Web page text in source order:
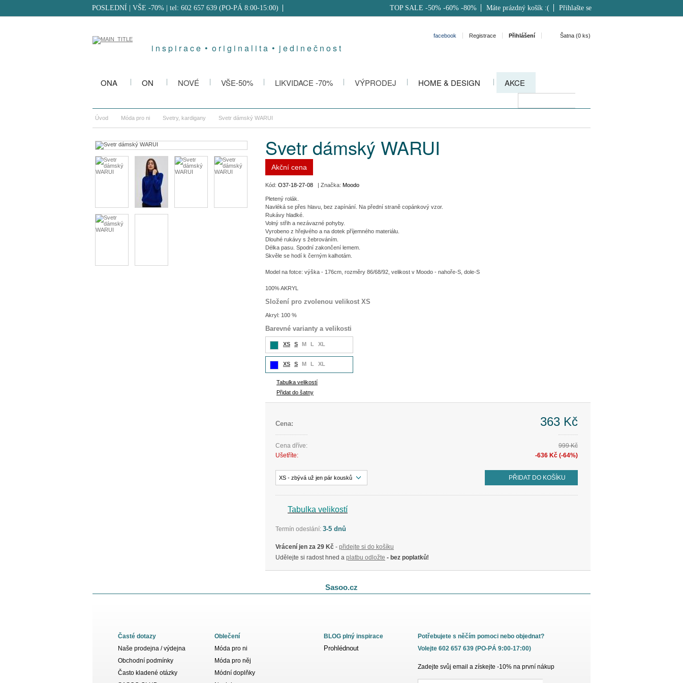
i n s p i r a c e • o r i g i n a l i t a • j e d i n e č n o s t
POSLEDNÍ | VŠE -70%| tel: 602 657 639 (PO-PÁ 8:00-15:00) TOP SALE -50% -60% -80% Máte prázdný košík :( Přihlašte se
facebook Registrace Přihlášení Šatna (0 ks)
ONA ON NOVÉ VŠE-50% LIKVIDACE -70% VÝPRODEJ HOME & DESIGN AKCE
Úvod Móda pro ni Svetry, kardigany Svetr dámský WARUI
Svetr dámský WARUI
Akční cena
Kód: O37-18-27-08 | Značka: Moodo
Pletený rolák.
Navléká se přes hlavu, bez zapínání. Na přední straně copánkový vzor.
Rukávy hladké.
Volný střih a nezávazné pohyby.
Vyrobeno z hřejivého a na dotek příjemného materiálu.
Dlouhé rukávy s žebrováním.
Délka pasu. Spodní zakončení lemem.
Skvěle se hodí k černým kalhotám.
Model na fotce: výška - 176cm, rozměry 86/68/92, velikost v Moodo - nahoře-S, dole-S
100% AKRYL
Složení pro zvolenou velikost XS
Akryl: 100 %
Barevné varianty a velikosti
XS S M L XL
XS S M L XL
Tabulka velikostí
Přidat do šatny
Cena: 363 Kč
Cena dříve:
999 Kč
Ušetříte:
-636 Kč (-64%)
XS - zbývá už jen pár kousků PŘIDAT DO KOŠÍKU
Tabulka velikostí
Termín odeslání: 3-5 dnů
Vrácení jen za 29 Kč - přidejte si do košíku
Udělejte si radost hned a platbu odložte - bez poplatků!
Sasoo.cz
Časté dotazy
Naše prodejna / výdejna
Obchodní podmínky
Často kladené otázky
Oblečení
Móda pro ni
Móda pro něj
Módní doplňky
BLOG plný inspirace
Prohlédnout
Potřebujete s něčím pomoci nebo objednat?
Volejte 602 657 639 (PO-PÁ 9:00-17:00)
Zadejte svůj email a získejte -10% na první nákup